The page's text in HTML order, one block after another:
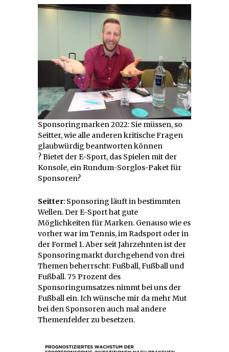
Sponsoringmarken 2022: Sie müssen, so
Seitter, wie alle anderen kritische Fragen
glaubwürdig beantworten können
? Bietet der E-Sport, das Spielen mit der
Konsole, ein Rundum-Sorglos-Paket für
Sponsoren?
Seitter: Sponsoring läuft in bestimmten
Wellen. Der E-Sport hat gute
Möglichkeiten für Marken. Genauso wie es
vorher war im Tennis, im Radsport oder in
der Formel 1. Aber seit Jahrzehnten ist der
Sponsoringmarkt durchgehend von drei
Themen beherrscht: Fußball, Fußball und
Fußball. 75 Prozent des
Sponsoringumsatzes nimmt bei uns der
Fußball ein. Ich wünsche mir da mehr Mut
bei den Sponsoren auch mal andere
Themenfelder zu besetzen.